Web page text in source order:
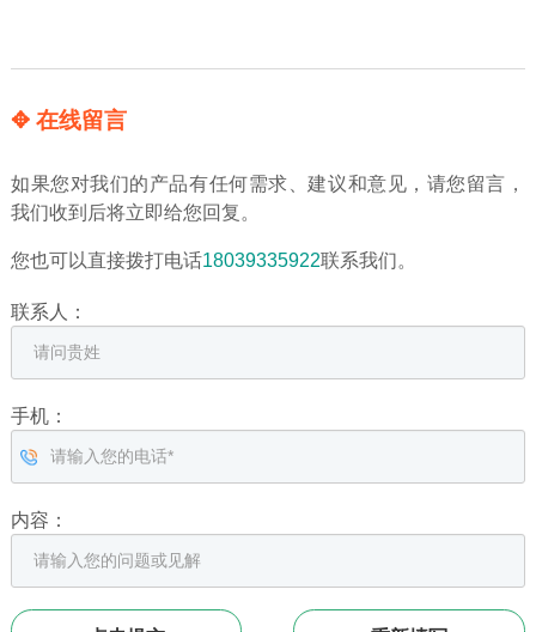
✥ 在线留言
如果您对我们的产品有任何需求、建议和意见，请您留言，
我们收到后将立即给您回复。
您也可以直接拨打电话18039335922联系我们。
联系人：
手机：
内容：